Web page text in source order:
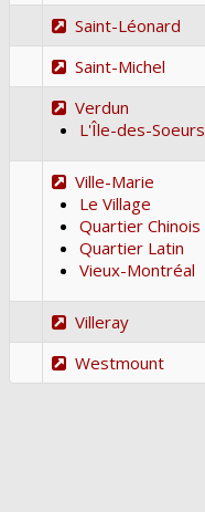
Saint-Léonard
Saint-Michel
Verdun
L'Île-des-Soeurs
Ville-Marie
Le Village
Quartier Chinois
Quartier Latin
Vieux-Montréal
Villeray
Westmount